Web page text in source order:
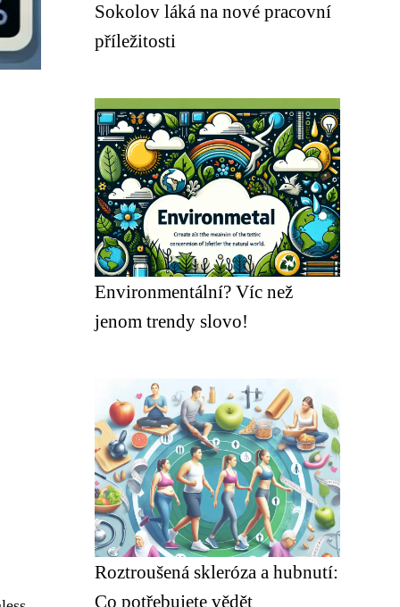
Sokolov láká na nové pracovní
příležitosti
Environmentální? Víc než
jenom trendy slovo!
Roztroušená skleróza a hubnutí:
Co potřebujete vědět